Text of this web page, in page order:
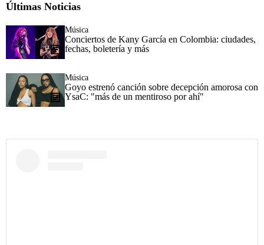
Últimas Noticias
Música
Conciertos de Kany García en Colombia: ciudades,
fechas, boletería y más
Música
Goyo estrenó canción sobre decepción amorosa con
YsaC: "más de un mentiroso por ahí"